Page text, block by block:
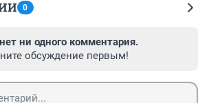
0
ни одного комментария.
обсуждение первым!